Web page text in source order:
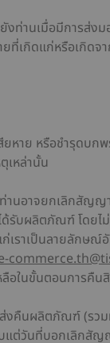
งท่านเมื่อมีการส่ง
เกิดแก่หรือเกิดจ
ยหาย หรือชำรุดบ
เหล่านั้น
อาจยกเลิกสัญญา
ด้รับผลิตภัณฑ์ โดย
เราเป็นลายลักษ
อในขั้นตอนการคืน
งคืนผลิตภัณฑ์ (รว
ต่วันที่บอกเลิกสัญ